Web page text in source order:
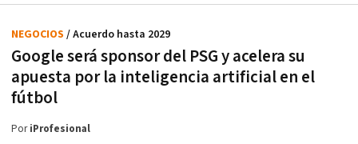
Google será sponsor del PSG y acelera su
apuesta por la inteligencia artificial en el
fútbol
NEGOCIOS / Acuerdo hasta 2029
PoriProfesional